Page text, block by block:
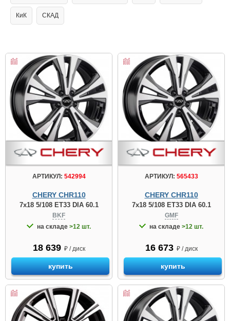
КиК СКАД
АРТИКУЛ: 542994
CHERY CHR110
7x18 5/108 ET33 DIA 60.1
BKF
на складе >12 шт.
18 639 ₽ / диск
купить
АРТИКУЛ: 565433
CHERY CHR110
7x18 5/108 ET33 DIA 60.1
GMF
на складе >12 шт.
16 673 ₽ / диск
купить